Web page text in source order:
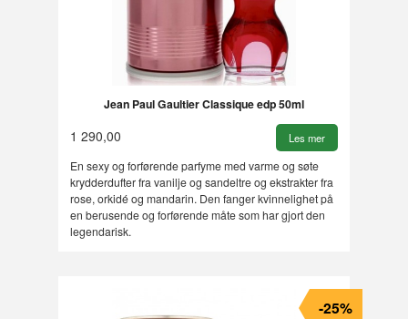
Jean Paul Gaultier Classique edp 50ml
1 290,00 Les mer
En sexy og forførende parfyme med varme og søte
krydderdufter fra vanilje og sandeltre og ekstrakter fra
rose, orkidé og mandarin. Den fanger kvinnelighet på
en berusende og forførende måte som har gjort den
legendarisk.
-25%